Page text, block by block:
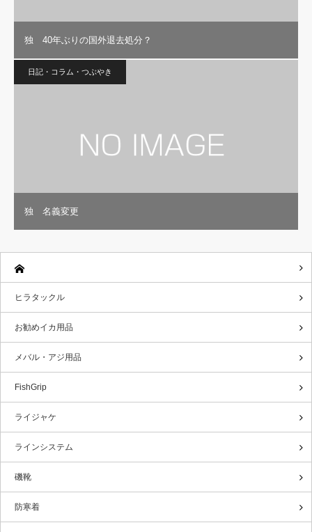
独 40年ぶりの国外退去処分？
日記・コラム・つぶやき
独 名義変更
ヒラタックル
お勧めイカ用品
メバル・アジ用品
FishGrip
ライジャケ
ラインシステム
磯靴
防寒着